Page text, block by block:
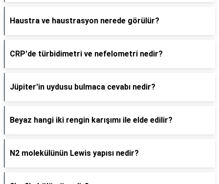
Haustra ve haustrasyon nerede görülür?
CRP'de türbidimetri ve nefelometri nedir?
Jüpiter'in uydusu bulmaca cevabı nedir?
Beyaz hangi iki rengin karışımı ile elde edilir?
N2 molekülünün Lewis yapısı nedir?